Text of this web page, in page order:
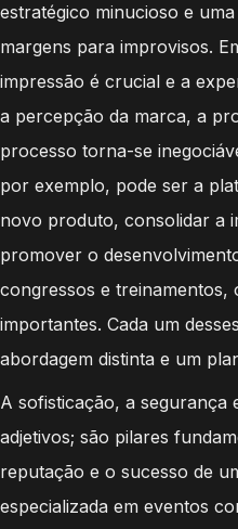
estratégico minucioso e
margens para improvisos.
impressão é crucial e a
a percepção da marca, a
processo torna-se
por exemplo, pode ser a
novo produto, consolidar a
promover o
congressos e treinamentos,
importantes. Cada um
abordagem distinta e um
A sofisticação, a segurança
adjetivos; são pilares
reputação e o sucesso de
especializada em eventos